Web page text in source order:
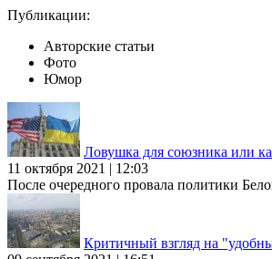
Публикации:
Авторские статьи
Фото
Юмор
Ловушка для союзника или
11 октября 2021 | 12:03
После очередного провала политики
Критичный взгляд на